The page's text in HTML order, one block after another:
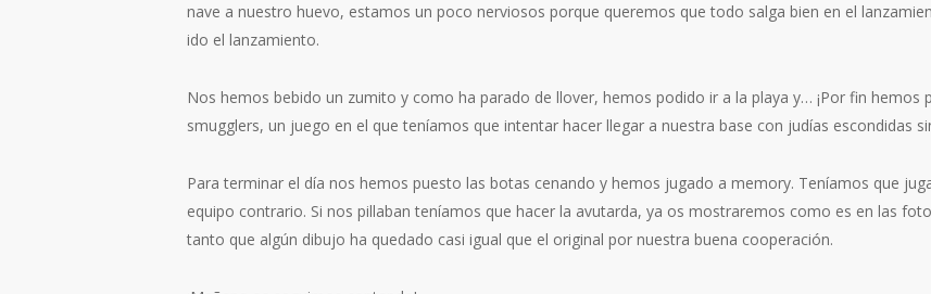
nave a nuestro huevo, estamos un poco nerviosos porque queremos que todo salga bien en el
ido el lanzamiento.
Nos hemos bebido un zumito y como ha parado de llover, hemos podido ir a la playa y… ¡Por fin hemos
smugglers, un juego en el que teníamos que intentar hacer llegar a nuestra base con judías escondidas
Para terminar el día nos hemos puesto las botas cenando y hemos jugado a memory. Teníamos que
equipo contrario. Si nos pillaban teníamos que hacer la avutarda, ya os mostraremos como es en las
tanto que algún dibujo ha quedado casi igual que el original por nuestra buena cooperación.